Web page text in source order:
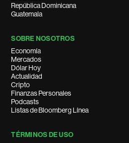
República Dominicana
Guatemala
SOBRE NOSOTROS
Economía
Mercados
Dólar Hoy
Actualidad
Cripto
Finanzas Personales
Podcasts
Listas de Bloomberg Línea
TÉRMINOS DE USO